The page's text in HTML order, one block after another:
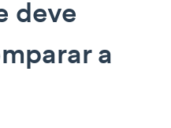
deve
a